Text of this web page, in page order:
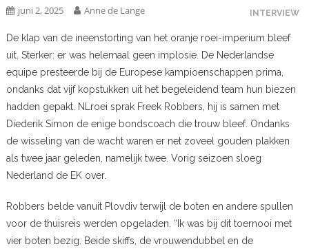
INTERVIEW
juni 2, 2025 Anne de Lange
De klap van de ineenstorting van het oranje roei-imperium bleef
uit. Sterker: er was helemaal geen implosie. De Nederlandse
equipe presteerde bij de Europese kampioenschappen prima,
ondanks dat vijf kopstukken uit het begeleidend team hun biezen
hadden gepakt. NLroei sprak Freek Robbers, hij is samen met
Diederik Simon de enige bondscoach die trouw bleef. Ondanks
de wisseling van de wacht waren er net zoveel gouden plakken
als twee jaar geleden, namelijk twee. Vorig seizoen sloeg
Nederland de EK over.
Robbers belde vanuit Plovdiv terwijl de boten en andere spullen
voor de thuisreis werden opgeladen. “Ik was bij dit toernooi met
vier boten bezig. Beide skiffs, de vrouwendubbel en de